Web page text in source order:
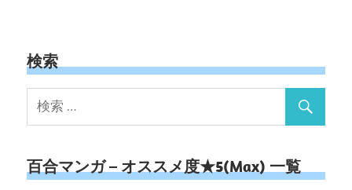
検索
百合マンガ – オススメ度★5(Max) 一覧